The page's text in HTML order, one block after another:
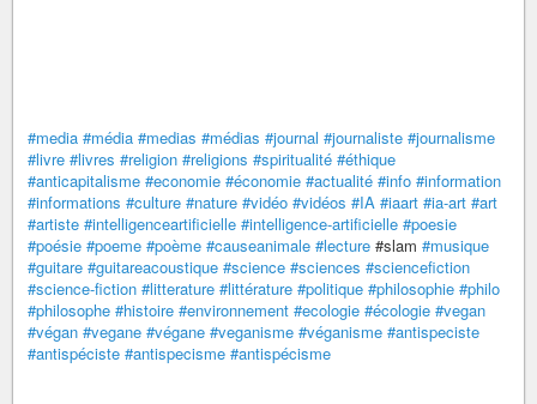
#media #média #medias #médias #journal #journaliste #journalisme
#livre #livres #religion #religions #spiritualité #éthique
#anticapitalisme #economie #économie #actualité #info #information
#informations #culture #nature #vidéo #vidéos #IA #iaart #ia-art #art
#artiste #intelligenceartificielle #intelligence-artificielle #poesie
#poésie #poeme #poème #causeanimale #lecture #slam #musique
#guitare #guitareacoustique #science #sciences #sciencefiction
#science-fiction #litterature #littérature #politique #philosophie #philo
#philosophe #histoire #environnement #ecologie #écologie #vegan
#végan #vegane #végane #veganisme #véganisme #antispeciste
#antispéciste #antispecisme #antispécisme